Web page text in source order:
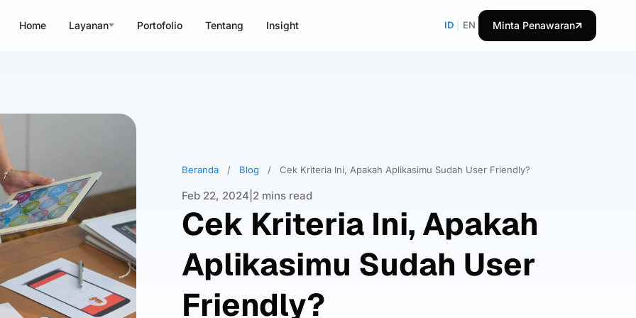
Home Layanan Portofolio Tentang Insight ID EN Minta Penawaran
Beranda / Blog / Cek Kriteria Ini, Apakah Aplikasimu Sudah User Friendly?
Feb 22, 2024 2 mins read
Cek Kriteria Ini, Apakah
Aplikasimu Sudah User
Friendly?